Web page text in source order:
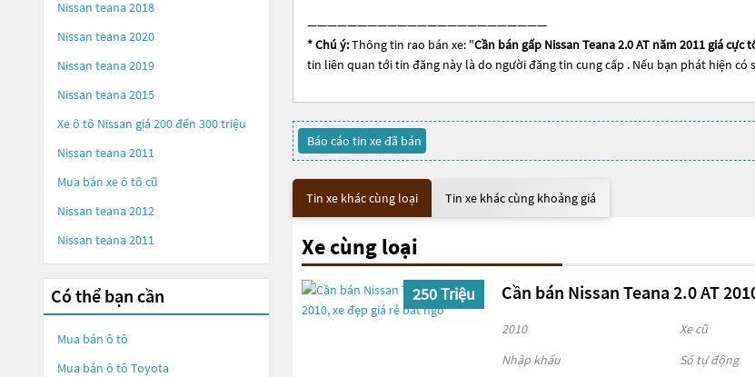
————————————————————————
* Chú ý:Thông tin rao bán xe: "Cần bán gấp Nissan Teana 2.0 AT năm 2011 giá cực
tin liên quan tới tin đăng này là do người đăng tin cung cấp . Nếu bạn phát hiện
Báo cáo tin xe đã bán
Tin xe khác cùng loại Tin xe khác cùng khoảng giá
Xe cùng loại
250 Triệu Cần bán Nissan Teana 2.0 AT
2010 Xe cũ
Nhập khẩu
Số tự động
Nissan teana 2018
Nissan teana 2020
Nissan teana 2019
Nissan teana 2015
Xe ô tô Nissan giá 200 đến 300 triệu
Nissan teana 2011
Mua bán xe ô tô cũ
Nissan teana 2012
Nissan teana 2011
Có thể bạn cần
Mua bán ô tô
Mua bán ô tô Toyota